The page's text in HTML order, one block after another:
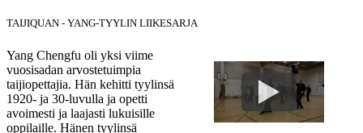
TAIJIQUAN - YANG-TYYLIN LIIKESARJA
Yang Chengfu oli yksi viime
vuosisadan arvostetuimpia
taijiopettajia. Hän kehitti tyylinsä
1920- ja 30-luvulla ja opetti
avoimesti ja laajasti lukuisille
oppilaille. Hänen tyylinsä